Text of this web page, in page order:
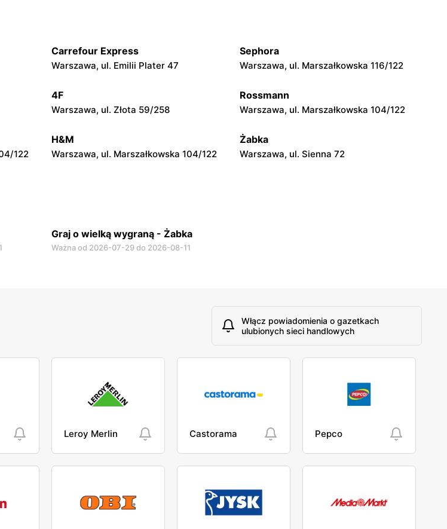
Żabka Żabka
Żabka Żabka
Carrefour Express
Warszawa, ul. Emilii Plater 47
Sephora
Warszawa, ul. Marszałkowska 116/122
4F
Warszawa, ul. Złota 59/258
Rossmann
Warszawa, ul. Marszałkowska 104/122
122
H&M
Warszawa, ul. Marszałkowska 104/122
Żabka
Warszawa, ul. Sienna 72
Graj o wielką wygraną - Żabka
Ważna od 2026-07-29 do 2026-08-11
Włącz powiadomienia o gazetkach
ulubionych sieci handlowych
Leroy Merlin Castorama Pepco